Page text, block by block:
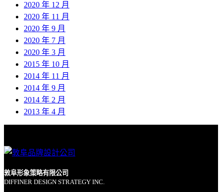
2020 年 12 月
2020 年 11 月
2020 年 9 月
2020 年 7 月
2020 年 3 月
2015 年 10 月
2014 年 11 月
2014 年 9 月
2014 年 2 月
2013 年 4 月
敦阜形象策略有限公司
DIFFINER DESIGN STRATEGY INC.